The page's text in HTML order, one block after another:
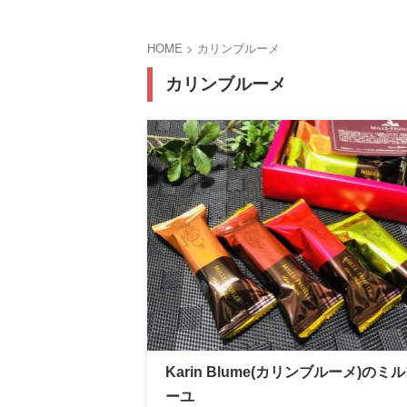
HOME > カリンブルーメ
カリンブルーメ
Karin Blume(カリンブルーメ)のミ
ーユ